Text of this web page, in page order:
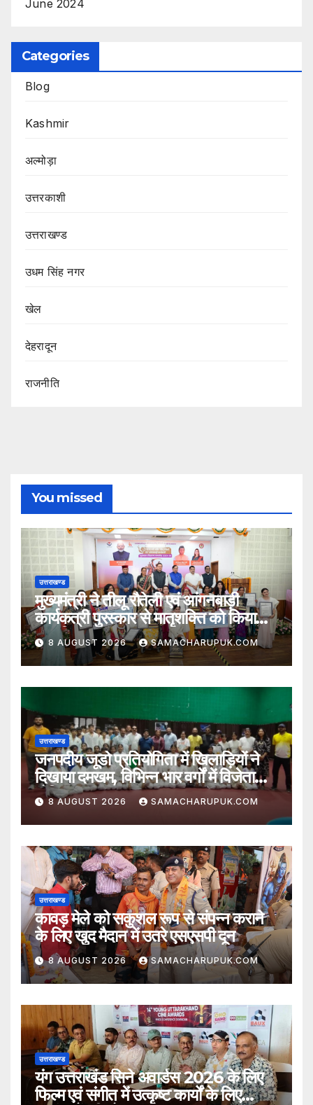
June 2024
Categories
Blog
Kashmir
अल्मोड़ा
उत्तरकाशी
उत्तराखण्ड
उधम सिंह नगर
खेल
देहरादून
राजनीति
You missed
उत्तराखण्ड
मुख्यमंत्री ने तीलू रौतेली एवं आंगनबाड़ी
कार्यकत्री पुरस्कार से मातृशक्ति को किया
सम्मानित
8 AUGUST 2026 SAMACHARUPUK.COM
उत्तराखण्ड
जनपदीय जूडो प्रतियोगिता में खिलाड़ियों ने
दिखाया दमखम, विभिन्न भार वर्गों में विजेता
घोषित
8 AUGUST 2026 SAMACHARUPUK.COM
उत्तराखण्ड
कावड़ मेले को सकुशल रूप से संपन्न कराने
के लिए खुद मैदान में उतरे एसएसपी दून
8 AUGUST 2026 SAMACHARUPUK.COM
उत्तराखण्ड
यंग उत्तराखंड सिने अवार्डस 2026 के लिए
फिल्म एवं संगीत में उत्कृष्ट कार्यों के लिए